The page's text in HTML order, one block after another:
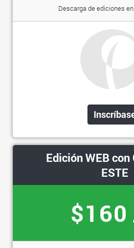
Descarga de ediciones
Edición WEB con
ESTE
$160